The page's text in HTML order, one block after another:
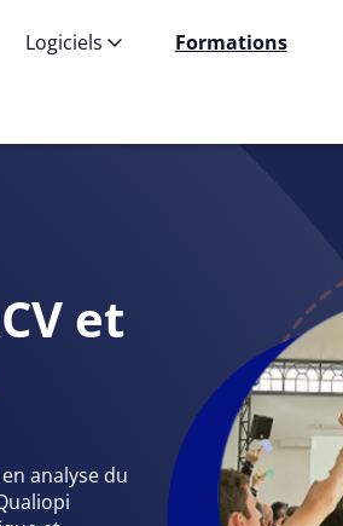
Logiciels Formations
et
analyse du